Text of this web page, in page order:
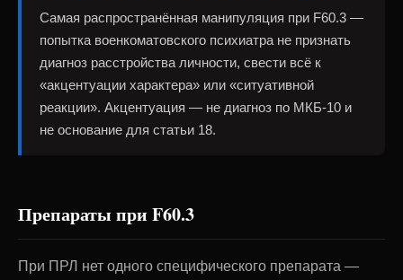
Самая распространённая манипуляция при F60.3 —
попытка военкоматовского психиатра не признать
диагноз расстройства личности, свести всё к
«акцентуации характера» или «ситуативной
реакции». Акцентуация — не диагноз по МКБ-10 и
не основание для статьи 18.
Препараты при F60.3
При ПРЛ нет одного специфического препарата —